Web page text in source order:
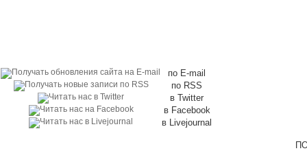
по E-mail
по RSS
в Twitter
в Facebook
в Livejournal